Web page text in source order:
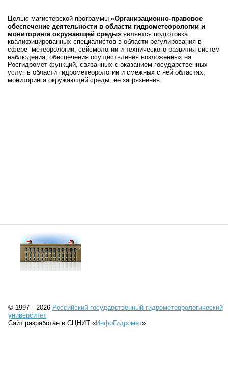
Целью магистерской программы «Организационно-правовое
обеспечение деятельности в области гидрометеорологии и
мониторинга окружающей среды» является подготовка
квалифицированных специалистов в области регулирования в
сфере метеорологии, сейсмологии и технического развития систем
наблюдения; обеспечения осуществления возложенных на
Росгидромет функций, связанных с оказанием государственных
услуг в области гидрометеорологии и смежных с ней областях,
мониторинга окружающей среды, ее загрязнения.
© 1997—2026 Российский государственный гидрометеорологический
университет
Сайт разработан в СЦНИТ «ИнфоГидромет»